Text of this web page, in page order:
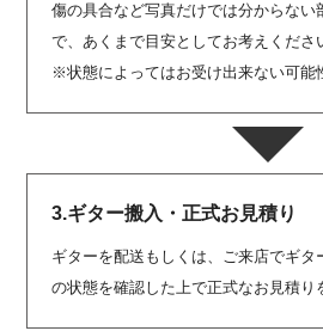
傷の具合など写真だけでは分からない
で、あくまで目安としてお考えくださ
※状態によってはお受け出来ない可能
3.ギター搬入・正式お見積り
ギターを配送もしくは、ご来店でギタ
の状態を確認した上で正式なお見積り